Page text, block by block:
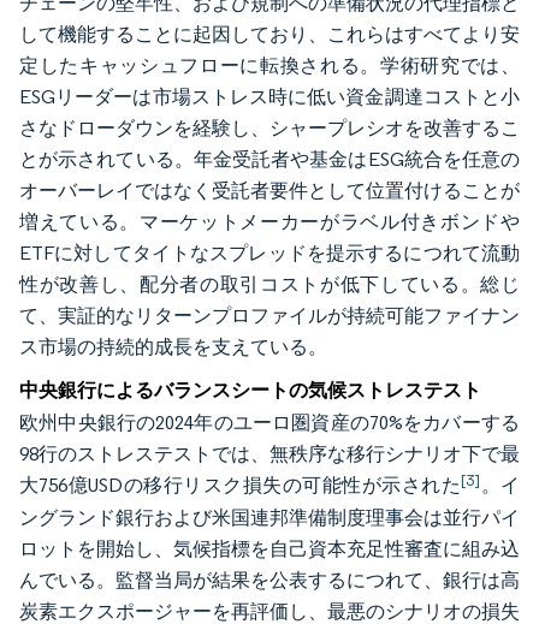
して機能することに起因しており、これらはすべてより安
定したキャッシュフローに転換される。学術研究では、
ESGリーダーは市場ストレス時に低い資金調達コストと小
さなドローダウンを経験し、シャープレシオを改善するこ
とが示されている。年金受託者や基金はESG統合を任意の
オーバーレイではなく受託者要件として位置付けることが
増えている。マーケットメーカーがラベル付きボンドや
ETFに対してタイトなスプレッドを提示するにつれて流動
性が改善し、配分者の取引コストが低下している。総じ
て、実証的なリターンプロファイルが持続可能ファイナン
ス市場の持続的成長を支えている。
中央銀行によるバランスシートの気候ストレステスト
欧州中央銀行の2024年のユーロ圏資産の70%をカバーする
98行のストレステストでは、無秩序な移行シナリオ下で最
大756億USDの移行リスク損失の可能性が示された[3]。イ
ングランド銀行および米国連邦準備制度理事会は並行パイ
ロットを開始し、気候指標を自己資本充足性審査に組み込
んでいる。監督当局が結果を公表するにつれて、銀行は高
炭素エクスポージャーを再評価し、最悪のシナリオの損失